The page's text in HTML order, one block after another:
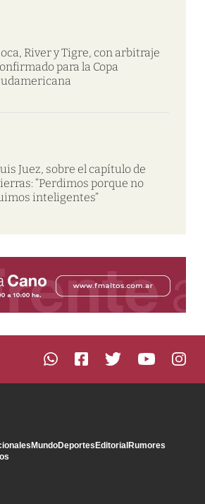
River y Tigre, con arbitraje
para la Copa
Juez, sobre el capítulo de
“Perdimos porque no
inteligentes”
MundoDeportesEditorialRumores